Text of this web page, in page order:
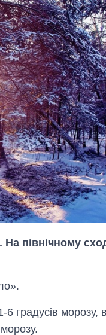
На північному
6 градусів морозу, в